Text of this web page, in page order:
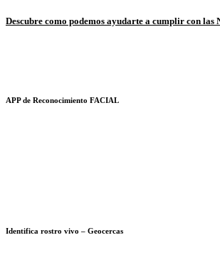
Ir
Descubre como podemos ayudarte a cumplir con
APP de Reconocimiento FACIAL
Identifica rostro vivo – Geocercas